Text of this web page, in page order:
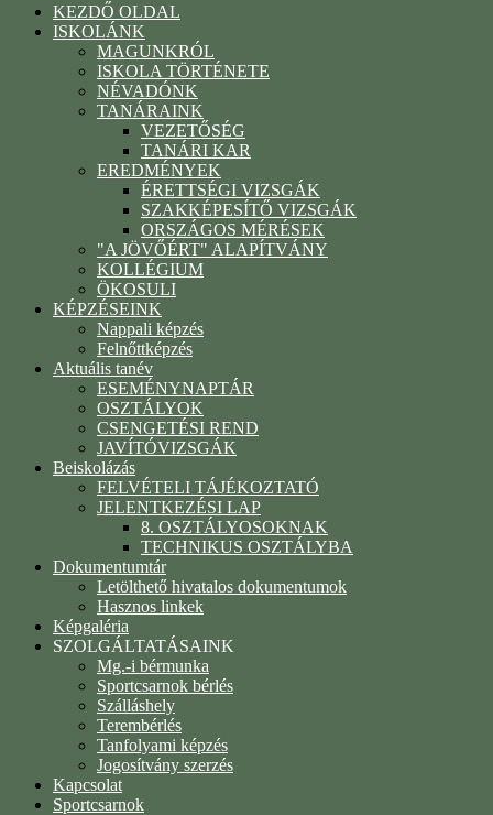
KEZDŐ OLDAL
ISKOLÁNK
MAGUNKRÓL
ISKOLA TÖRTÉNETE
NÉVADÓNK
TANÁRAINK
VEZETŐSÉG
TANÁRI KAR
EREDMÉNYEK
ÉRETTSÉGI VIZSGÁK
SZAKKÉPESÍTŐ VIZSGÁK
ORSZÁGOS MÉRÉSEK
"A JÖVŐÉRT" ALAPÍTVÁNY
KOLLÉGIUM
ÖKOSULI
KÉPZÉSEINK
Nappali képzés
Felnőttképzés
Aktuális tanév
ESEMÉNYNAPTÁR
OSZTÁLYOK
CSENGETÉSI REND
JAVÍTÓVIZSGÁK
Beiskolázás
FELVÉTELI TÁJÉKOZTATÓ
JELENTKEZÉSI LAP
8. OSZTÁLYOSOKNAK
TECHNIKUS OSZTÁLYBA
Dokumentumtár
Letölthető hivatalos dokumentumok
Hasznos linkek
Képgaléria
SZOLGÁLTATÁSAINK
Mg.-i bérmunka
Sportcsarnok bérlés
Szálláshely
Terembérlés
Tanfolyami képzés
Jogosítvány szerzés
Kapcsolat
Sportcsarnok